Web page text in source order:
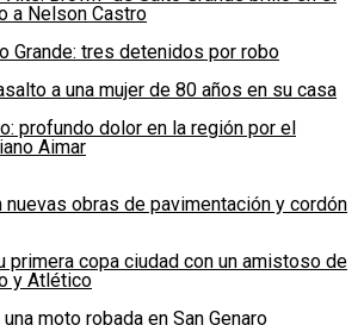
a Nelson Castro
Grande: tres detenidos por robo
a una mujer de 80 años en su casa
profundo dolor en la región por el
Aimar
nuevas obras de pavimentación y cordón
primera copa ciudad con un amistoso de
y Atlético
moto robada en San Genaro